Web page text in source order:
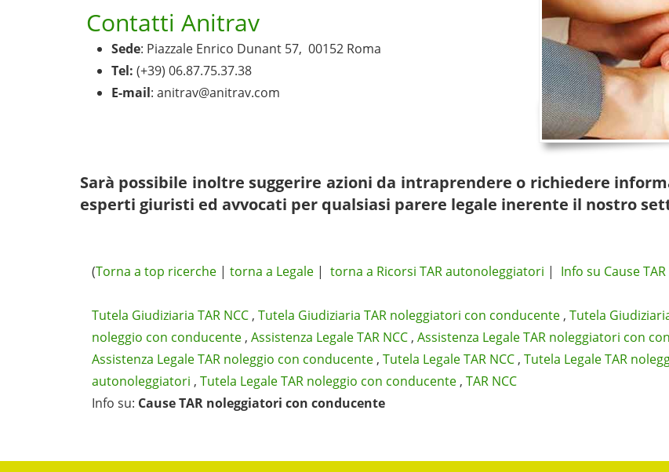
Contatti Anitrav
Sede: Piazzale Enrico Dunant 57, 00152 Roma
Tel: (+39) 06.87.75.37.38
E-mail: anitrav@anitrav.com
Sarà possibile inoltre suggerire azioni da intraprendere o richiedere
esperti giuristi ed avvocati per qualsiasi parere legale inerente il nostro
(Torna a top ricerche | torna a Legale | torna a Ricorsi TAR autonoleggiatori | Info su Cause
Tutela Giudiziaria TAR NCC , Tutela Giudiziaria TAR noleggiatori con conducente , Tutela
noleggio con conducente , Assistenza Legale TAR NCC , Assistenza Legale TAR noleggiatori con
Assistenza Legale TAR noleggio con conducente , Tutela Legale TAR NCC , Tutela Legale TAR
autonoleggiatori , Tutela Legale TAR noleggio con conducente , TAR NCC
Info su: Cause TAR noleggiatori con conducente